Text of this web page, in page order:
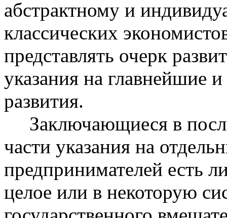
абстрактному и
классических
представлять очерк
указания на главнейшие
развития.
Заключающиеся в
части указания на
предпринимателей есть
целое или в некоторую